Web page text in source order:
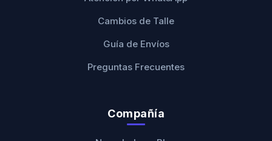
Cambios de Talle
Guía de Envíos
Preguntas Frecuentes
Compañía